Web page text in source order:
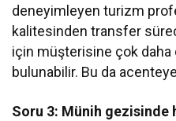
deneyimleyen turizm
kalitesinden transfer
için müşterisine çok
bulunabilir. Bu da
Soru 3: Münih